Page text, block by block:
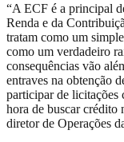
“A ECF é a principal
Renda e da
tratam como um
como um verdadeiro
consequências vão
entraves na obtenção
participar de licitações
hora de buscar crédito
diretor de Operações